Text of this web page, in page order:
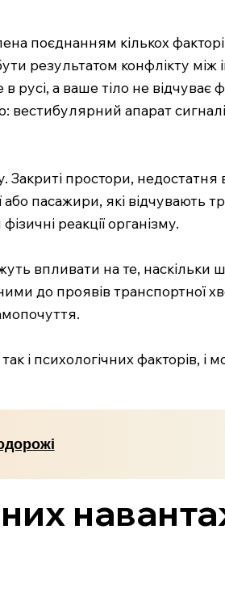
поєднанням кількох
результатом конфлікту між
русі, а ваше тіло не відчуває
апарат
Закриті простори, недостатня
пасажири, які відчувають
реакції організму.
впливати на те,
до проявів транспортної
і психологічних факторів, і